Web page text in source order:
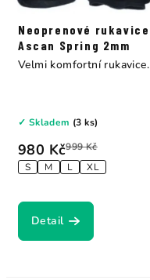
Neoprenové rukavice
Ascan Spring 2mm
980 Kč999 Kč
S M L XL
✓ Skladem (3 ks)
Detail
Velmi komfortní rukavice.